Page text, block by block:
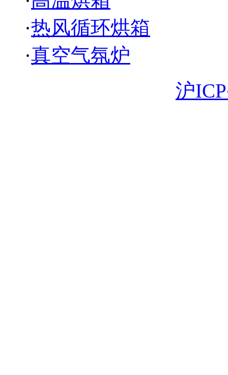
·热风循环烘箱
·真空气氛炉
沪